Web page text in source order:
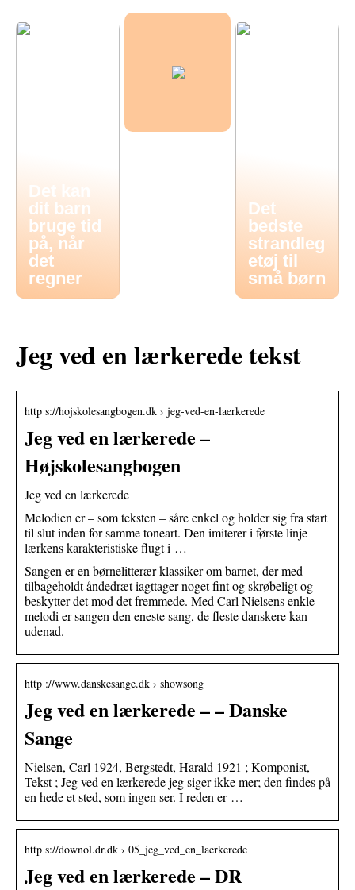
Det kan
dit barn
bruge tid
på, når
det
regner
Det
bedste
strandleg
etøj til
små børn
Jeg ved en lærkerede tekst
http s://hojskolesangbogen.dk › jeg-ved-en-laerkerede
Jeg ved en lærkerede –
Højskolesangbogen
Jeg ved en lærkerede
Melodien er – som teksten – såre enkel og holder sig fra start
til slut inden for samme toneart. Den imiterer i første linje
lærkens karakteristiske flugt i …
Sangen er en børnelitterær klassiker om barnet, der med
tilbageholdt åndedræt iagttager noget fint og skrøbeligt og
beskytter det mod det fremmede. Med Carl Nielsens enkle
melodi er sangen den eneste sang, de fleste danskere kan
udenad.
http ://www.danskesange.dk › showsong
Jeg ved en lærkerede – – Danske
Sange
Nielsen, Carl 1924, Bergstedt, Harald 1921 ; Komponist,
Tekst ; Jeg ved en lærkerede jeg siger ikke mer; den findes på
en hede et sted, som ingen ser. I reden er …
http s://downol.dr.dk › 05_jeg_ved_en_laerkerede
Jeg ved en lærkerede – DR